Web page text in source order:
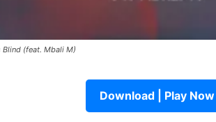
Blind (feat. Mbali M)
Download | Play Now